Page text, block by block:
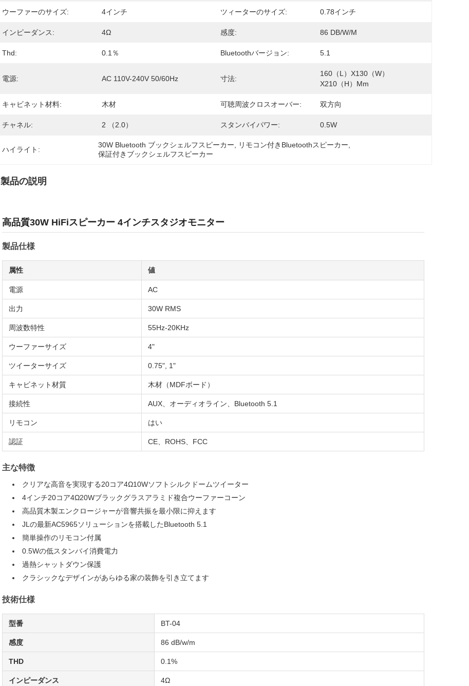
ウーファーのサイズ: 4インチ ツィーターのサイズ: 0.78インチ
インピーダンス: 4Ω 感度: 86 DB/w/m
Thd: 0.1％ Bluetoothバージョン: 5.1
電源: AC 110V-240V 50/60Hz 寸法:
160（l）x130（w）
X210（h）mm
キャビネット材料: 木材 可聴周波クロスオーバー: 双方向
チャネル: 2 （2.0） スタンバイパワー: 0.5W
ハイライト:
30W Bluetooth ブックシェルフスピーカー リモコン付きBluetoothスピーカー
保証付きブックシェルフスピーカー
製品の説明
高品質30W HiFiスピーカー 4インチスタジオモニター
製品仕様
属性 値
電源 AC
出力 30W RMS
周波数特性 55Hz-20KHz
ウーファーサイズ 4"
ツイーターサイズ 0.75", 1"
キャビネット材質 木材（MDFボード）
接続性 AUX、オーディオライン、Bluetooth 5.1
リモコン はい
認証 CE、ROHS、FCC
主な特徴
クリアな高音を実現する20コア4Ω10Wソフトシルクドームツイーター
4インチ20コア4Ω20Wブラックグラスアラミド複合ウーファーコーン
高品質木製エンクロージャーが音響共振を最小限に抑えます
JLの最新AC5965ソリューションを搭載したBluetooth 5.1
簡単操作のリモコン付属
0.5Wの低スタンバイ消費電力
過熱シャットダウン保護
クラシックなデザインがあらゆる家の装飾を引き立てます
技術仕様
型番 BT-04
感度 86 dB/w/m
THD 0.1%
インピーダンス 4Ω